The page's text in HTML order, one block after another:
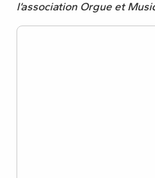
l’association Orgue et